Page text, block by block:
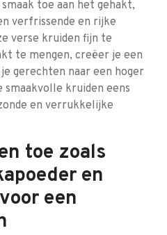
toe aan het gehakt,
verfrissende en rijke
verse kruiden fijn te
te mengen, creëer je een
gerechten naar een hoger
kruiden eens
en verrukkelijke
toe zoals
en
een